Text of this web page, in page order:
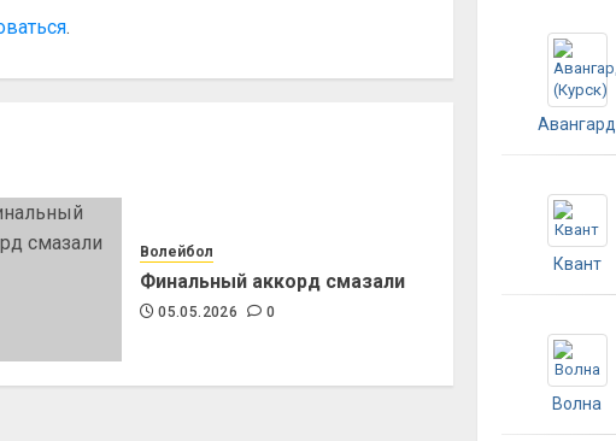
.
Волейбол
Финальный аккорд смазали
05.05.2026 0
Авангард
Квант
Волна